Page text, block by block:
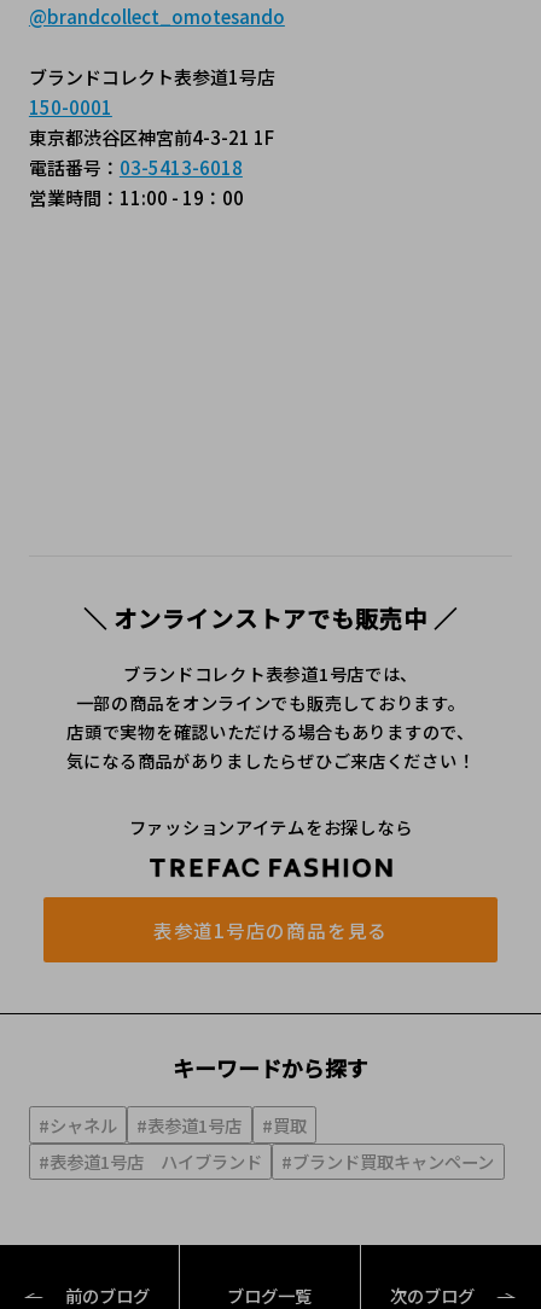
@brandcollect_omotesando
ブランドコレクト表参道1号店
150-0001
東京都渋谷区神宮前4-3-21 1F
電話番号： 03-5413-6018
営業時間：11:00 - 19：00
＼ オンラインストアでも販売中 ／
ブランドコレクト表参道1号店では、
一部の商品をオンラインでも販売しております。
店頭で実物を確認いただける場合もありますので、
気になる商品がありましたらぜひご来店ください！
ファッションアイテムをお探しなら
表参道1号店の商品を見る
キーワードから探す
#シャネル #表参道1号店
#買取
#表参道1号店 ハイブランド
#ブランド買取キャンペーン
前のブログ ブログ一覧 次のブログ